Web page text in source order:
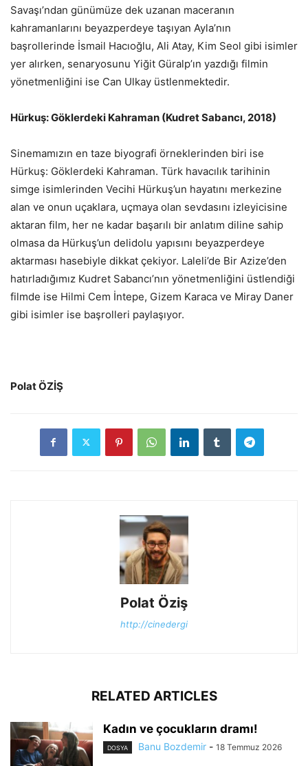
Savaşı’ndan günümüze dek uzanan maceranın
kahramanlarını beyazperdeye taşıyan Ayla’nın
başrollerinde İsmail Hacıoğlu, Ali Atay, Kim Seol gibi isimler
yer alırken, senaryosunu Yiğit Güralp’ın yazdığı filmin
yönetmenliğini ise Can Ulkay üstlenmektedir.
Hürkuş: Göklerdeki Kahraman (Kudret Sabancı, 2018)
Sinemamızın en taze biyografi örneklerinden biri ise
Hürkuş: Göklerdeki Kahraman. Türk havacılık tarihinin
simge isimlerinden Vecihi Hürkuş’un hayatını merkezine
alan ve onun uçaklara, uçmaya olan sevdasını izleyicisine
aktaran film, her ne kadar başarılı bir anlatım diline sahip
olmasa da Hürkuş’un delidolu yapısını beyazperdeye
aktarması hasebiyle dikkat çekiyor. Laleli’de Bir Azize’den
hatırladığımız Kudret Sabancı’nın yönetmenliğini üstlendiği
filmde ise Hilmi Cem İntepe, Gizem Karaca ve Miray Daner
gibi isimler ise başrolleri paylaşıyor.
Polat ÖZİŞ
Polat Öziş
http://cinedergi
RELATED ARTICLES
Kadın ve çocukların dramı!
DOSYA Banu Bozdemir - 18 Temmuz 2026